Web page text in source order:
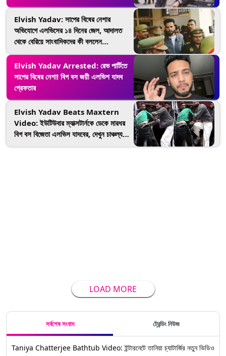
Elvish Yadav: সাপের বিষের নেশার
অভিযোগে এলভিসের ১৪ দিনের জেল, আদালত
থেকে বেরিয়ে সাংবাদিকদের কী বললেন
ইউটিউবার?
Elvish Yadav Arrested: রেভ পার্টিতে
সাপের বিষের নেশা! বিগ বস জয়ী এলভিশ যাদব
গ্রেফতার
Elvish Yadav Beats Maxtern
Video: ইউটিউবার ম্যাক্সটার্নকে ডেকে মারধর
বিগ বস বিজেতা এলভিস যাদবের, দেখুন চাঞ্চল্যকর
LOAD MORE
সর্বশেষ সংবাদ ট্রেন্ডিং নিউজ
Taniya Chatterjee Bathtub Video: ইন্টারনেটে তানিয়া চ্যাটার্জির নতুন ভিডিও